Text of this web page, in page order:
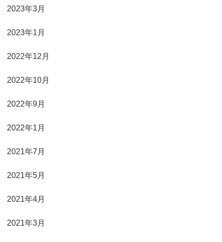
2023年3月
2023年1月
2022年12月
2022年10月
2022年9月
2022年1月
2021年7月
2021年5月
2021年4月
2021年3月